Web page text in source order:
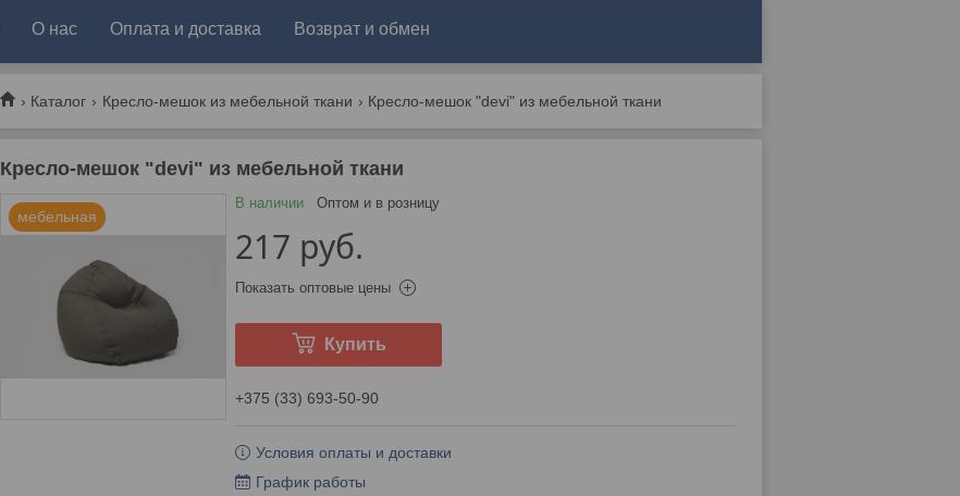
О нас Оплата и доставка Возврат и обмен
Каталог Кресло-мешок из мебельной ткани Кресло-мешок "devi" из мебельной ткани
Кресло-мешок "devi" из мебельной ткани
мебельная
В наличии Оптом и в розницу
217 руб.
Показать оптовые цены
Купить
+375 (33) 693-50-90
Условия оплаты и доставки
График работы